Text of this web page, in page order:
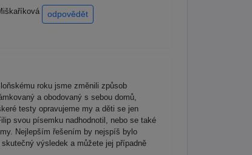
odpovědět
roku jsme změnili způsob
a obodovaný s sebou domů,
testy opravujeme my a děti se jen
svou písemku nadhodnotil, nebo se také
Nejlepším řešením by nejspíš bylo
výsledek a můžete jej případně